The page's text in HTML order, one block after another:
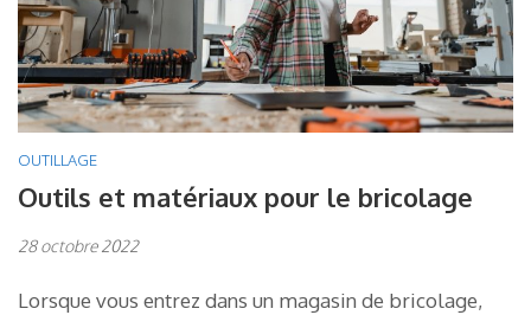
OUTILLAGE
Outils et matériaux pour le bricolage
28 octobre 2022
Lorsque vous entrez dans un magasin de bricolage,